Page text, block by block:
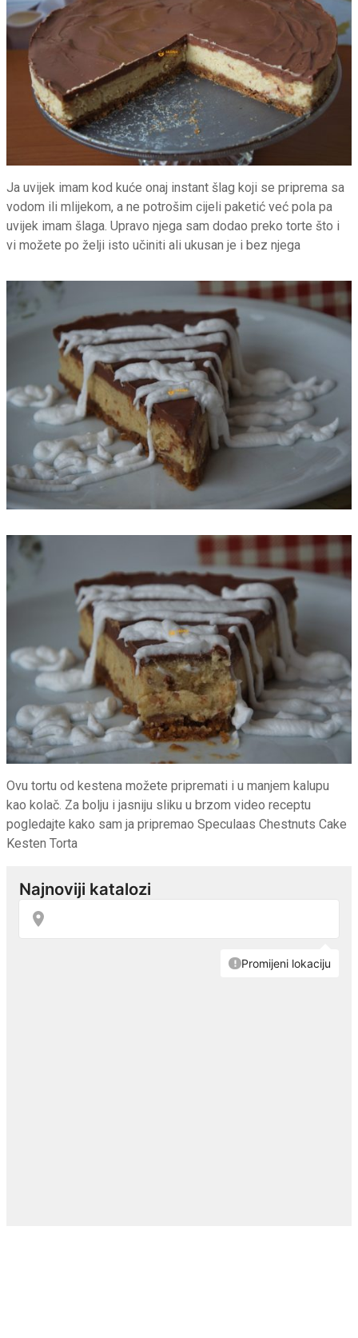
Ja uvijek imam kod kuće onaj instant šlag koji se priprema sa
vodom ili mlijekom, a ne potrošim cijeli paketić već pola pa
uvijek imam šlaga. Upravo njega sam dodao preko torte što i
vi možete po želji isto učiniti ali ukusan je i bez njega
Ovu tortu od kestena možete pripremati i u manjem kalupu
kao kolač. Za bolju i jasniju sliku u brzom video receptu
pogledajte kako sam ja pripremao Speculaas Chestnuts Cake
Kesten Torta